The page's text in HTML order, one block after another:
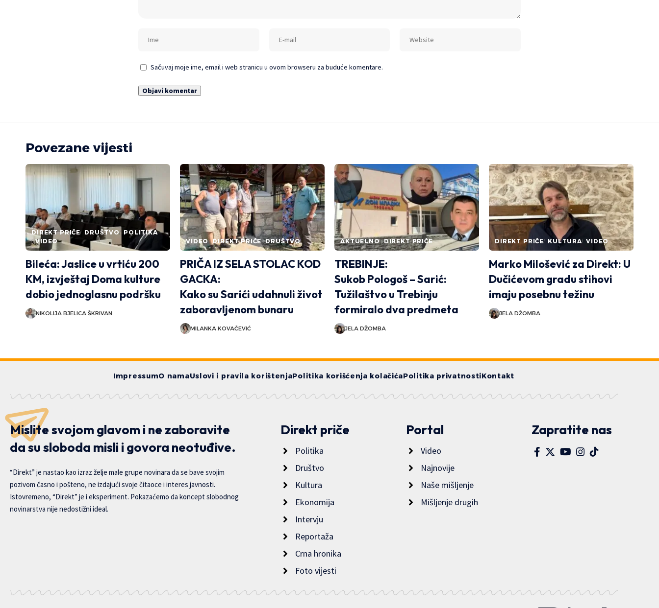
Sačuvaj moje ime, email i web stranicu u ovom browseru za buduće komentare.
Povezane vijesti
DIREKT PRIČE DRUŠTVO
POLITIKA
VIDEO
Bileća: Jaslice u vrtiću 200
KM, izvještaj Doma kulture
dobio jednoglasnu podršku
NIKOLIJA BJELICA ŠKRIVAN
VIDEO DIREKT PRIČE DRUŠTVO
PRIČA IZ SELA STOLAC KOD
GACKA:
Kako su Sarići udahnuli život
zaboravljenom bunaru
MILANKA KOVAČEVIĆ
AKTUELNO DIREKT PRIČE
TREBINJE:
Sukob Pologoš – Sarić:
Tužilaštvo u Trebinju
formiralo dva predmeta
JELA DŽOMBA
DIREKT PRIČE KULTURA VIDEO
Marko Milošević za Direkt: U
Dučićevom gradu stihovi
imaju posebnu težinu
JELA DŽOMBA
ImpressumO namaUslovi i pravila korištenjaPolitika korišćenja kolačićaPolitika privatnostiKontakt
Mislite svojom glavom i ne zaboravite
da su sloboda misli i govora neotuđive.
“Direkt” je nastao kao izraz želje male grupe novinara da se bave svojim
pozivom časno i pošteno, ne izdajući svoje čitaoce i interes javnosti.
Istovremeno, “Direkt” je i eksperiment. Pokazaćemo da koncept slobodnog
novinarstva nije nedostižni ideal.
Direkt priče
Politika
Društvo
Kultura
Ekonomija
Intervju
Reportaža
Crna hronika
Foto vijesti
Portal
Video
Najnovije
Naše mišljenje
Mišljenje drugih
Zapratite nas